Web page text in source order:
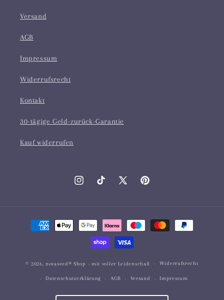
Versand
AGB
Impressum
Widerrufsrecht
Kontakt
30-tägige Geld-zurück-Garantie
Kauf widerrufen
InstagramTikTok
X
Pinterest
Zahlungsmethoden
© 2026, novaseed® Shop - mit voller Leidenschaft Widerrufsrecht
Datenschutzerklärung AGB Versand Impressum